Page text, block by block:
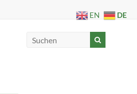
EN DE